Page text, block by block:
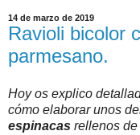
14 de marzo de 2019
Ravioli bicolor
parmesano.
Hoy os explico
cómo elaborar unos
espinacas rellenos